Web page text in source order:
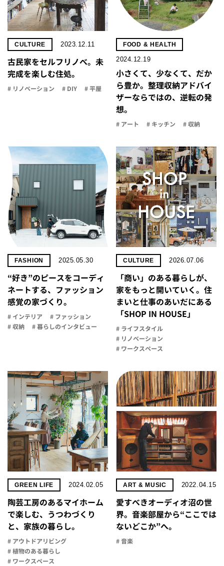
CULTURE 2023.12.11
古民家をセルフリノべ。未
完成を楽しむ住処。
# リノベーション # DIY # 平屋
FOOD & HEALTH
2024.12.19
小さくて、少なくて、だか
ら豊か。整理収納アドバイ
ザーならではの、逆転の発
想。
# アート # キッチン # 収納
FASHION 2025.05.30
“好き”のピースをコーディ
ネートする、ファッション
感覚の家づくり。
# インテリア
# ファッション
# 収納
# 暮らしのインタビュー
CULTURE 2026.07.06
「商い」の​ある​暮らしが、​
家を​もっと​開いていく。​住
まいと​仕事の​あいだに​ある​
「SHOP IN HOUSE」
# ライフスタイル
# リノベーション
# ワークスペース
GREEN LIFE 2024.02.05
陶芸工房のあるマイホーム
で楽しむ、うつわづくり
と、家族の暮らし。
# アウトドアリビング
# 植物のある暮らし
# ワークスペース
ART & MUSIC 2022.04.15
愛すべきオーディオ沼の世
界。音楽部屋から“ここでは
ないどこか”へ。
# 音楽